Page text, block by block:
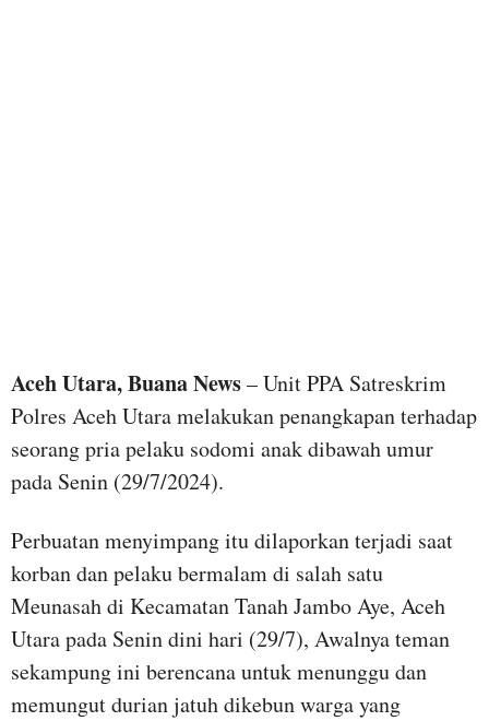
Aceh Utara, Buana News– Unit PPA Satreskrim
Polres Aceh Utara melakukan penangkapan terhadap
seorang pria pelaku sodomi anak dibawah umur
pada Senin (29/7/2024).
Perbuatan menyimpang itu dilaporkan terjadi saat
korban dan pelaku bermalam di salah satu
Meunasah di Kecamatan Tanah Jambo Aye, Aceh
Utara pada Senin dini hari (29/7), Awalnya teman
sekampung ini berencana untuk menunggu dan
memungut durian jatuh dikebun warga yang